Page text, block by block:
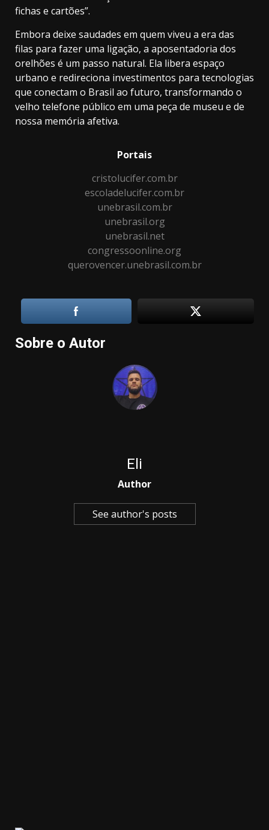
fichas e cartões”.
Embora deixe saudades em quem viveu a era das
filas para fazer uma ligação, a aposentadoria dos
orelhões é um passo natural. Ela libera espaço
urbano e redireciona investimentos para tecnologias
que conectam o Brasil ao futuro, transformando o
velho telefone público em uma peça de museu e de
nossa memória afetiva.
Portais
cristolucifer.com.br
escoladelucifer.com.br
unebrasil.com.br
unebrasil.org
unebrasil.net
congressoonline.org
querovencer.unebrasil.com.br
Sobre o Autor
Eli
Author
See author's posts